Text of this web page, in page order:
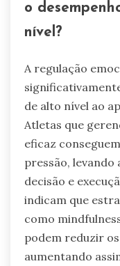
o
nível?
A regulação
de alto nível ao
Atletas que
eficaz
pressão, levando
decisão e
indicam que
como
podem reduzir
aumentando